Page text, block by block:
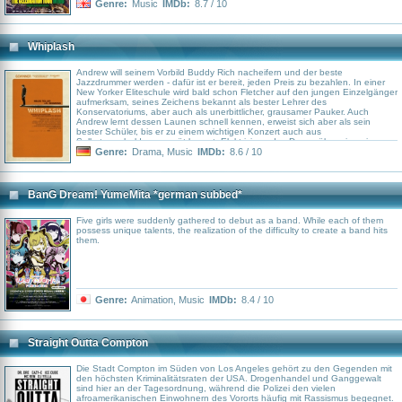
Genre: Music IMDb: 8.7 / 10
Whiplash
Andrew will seinem Vorbild Buddy Rich nacheifern und der beste
Jazzdrummer werden - dafür ist er bereit, jeden Preis zu bezahlen. In einer
New Yorker Eliteschule wird bald schon Fletcher auf den jungen Einzelgänger
aufmerksam, seines Zeichens bekannt als bester Lehrer des
Konservatoriums, aber auch als unerbittlicher, grausamer Pauker. Auch
Andrew lernt dessen Launen schnell kennen, erweist sich aber als sein
bester Schüler, bis er zu einem wichtigen Konzert auch aus
Selbstverschulden zu spät kommt. Elektrisierendes Drama über einen jungen
Jazzschlagzeuger, der an einem New Yorker Konservatorium auf einen
Genre: Drama Music IMDb: 8.6 / 10
BanG Dream! YumeMita *german subbed*
Five girls were suddenly gathered to debut as a band. While each of them
possess unique talents, the realization of the difficulty to create a band hits
them.
Genre: Animation Music IMDb: 8.4 / 10
Straight Outta Compton
Die Stadt Compton im Süden von Los Angeles gehört zu den Gegenden mit
den höchsten Kriminalitätsraten der USA. Drogenhandel und Ganggewalt
sind hier an der Tagesordnung, während die Polizei den vielen
afroamerikanischen Einwohnern des Vororts häufig mit Rassismus begegnet.